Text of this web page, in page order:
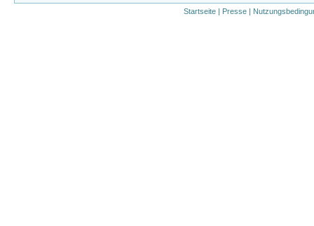
Startseite | Presse |